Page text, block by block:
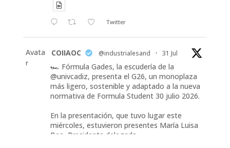
Twitter
Avata
r
COIIAOC @industrialesand · 31 Jul
🏎️ Fórmula Gades, la escudería de la
@univcadiz, presenta el G26, un monoplaza
más ligero, sostenible y adaptado a la nueva
normativa de Formula Student 30 julio 2026.
En la presentación, que tuvo lugar este
miércoles, estuvieron presentes María Luisa
Bea, Presidenta delegada